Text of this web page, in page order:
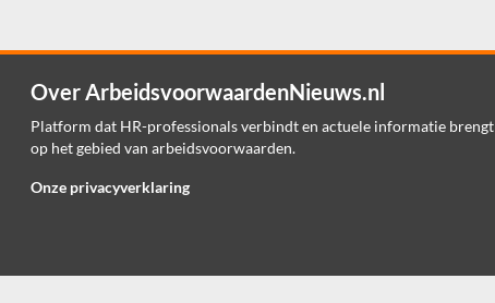
Over ArbeidsvoorwaardenNieuws.nl
Platform dat HR-professionals verbindt en actuele informatie brengt
op het gebied van arbeidsvoorwaarden.
Onze privacyverklaring